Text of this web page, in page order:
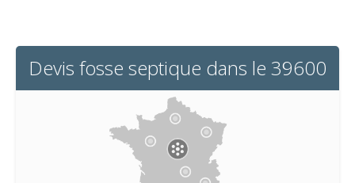
Devis fosse septique dans le 39600